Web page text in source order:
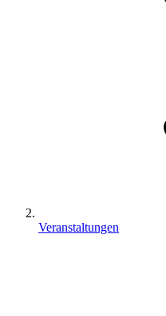
Veranstaltungen